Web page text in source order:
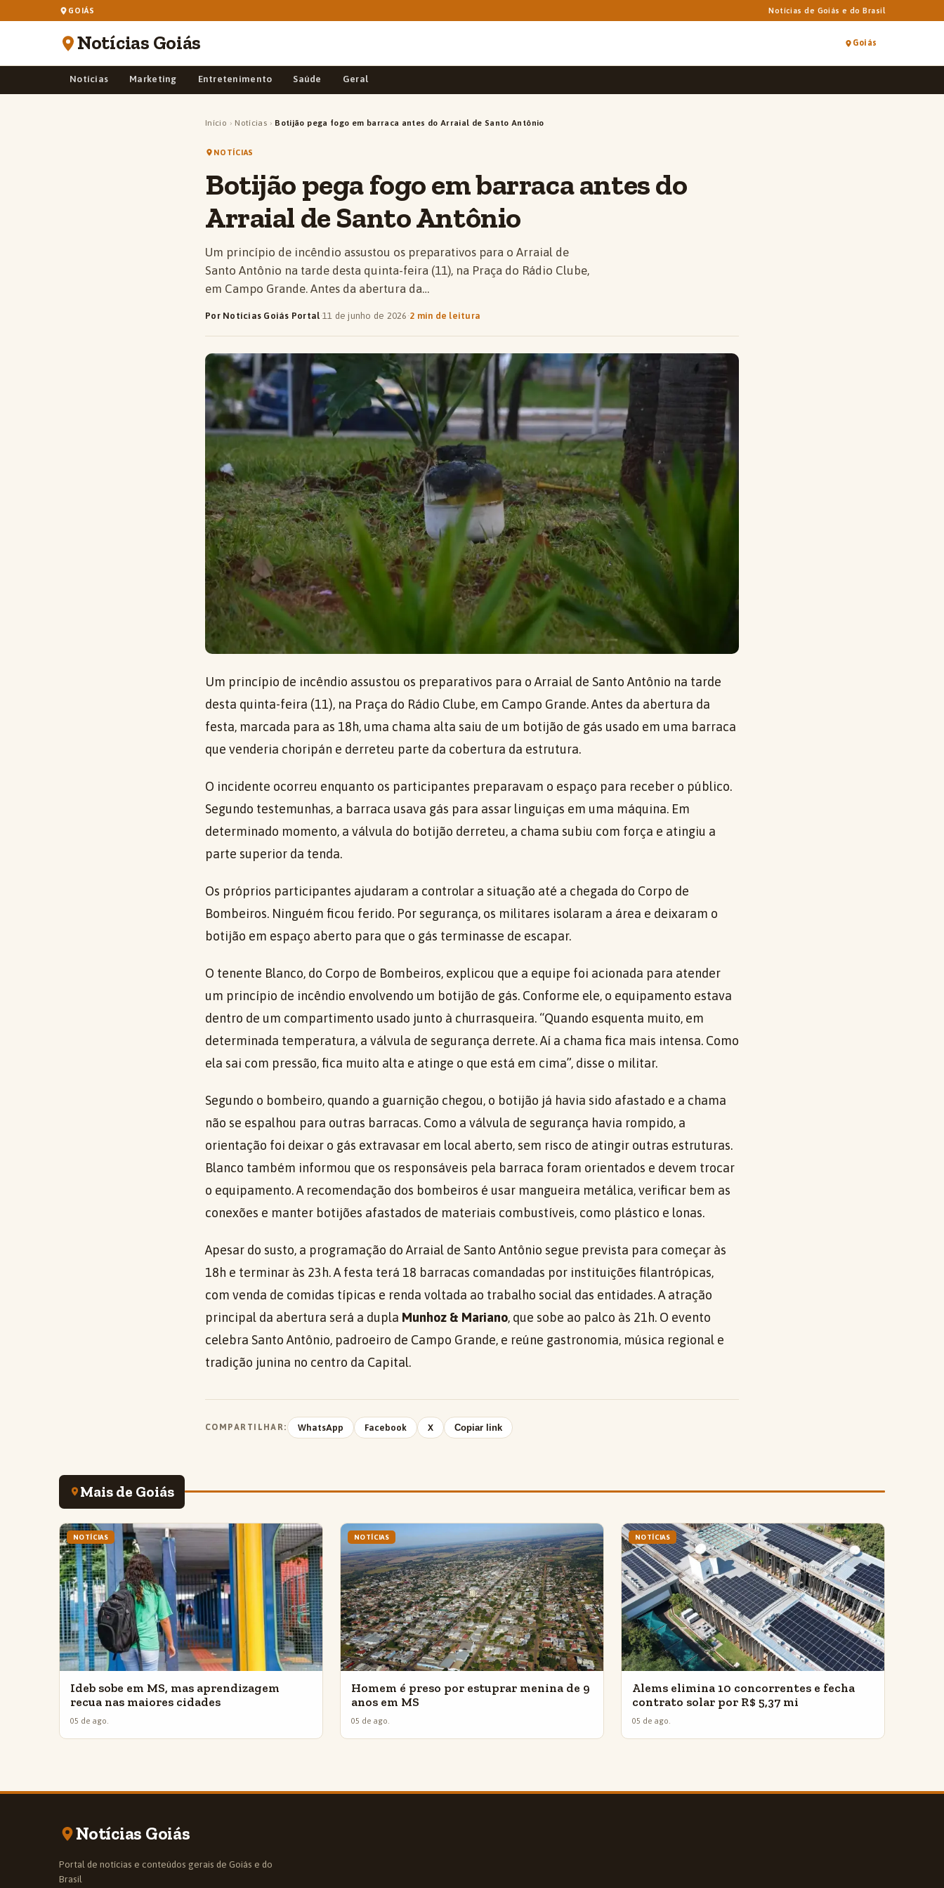
GOIÁS Notícias de Goiás e do Brasil
Notícias Goiás Goiás
Notícias Marketing Entretenimento Saúde Geral
Início › Notícias › Botijão pega fogo em barraca antes do Arraial de Santo Antônio
NOTÍCIAS
Botijão pega fogo em barraca antes do
Arraial de Santo Antônio
Um princípio de incêndio assustou os preparativos para o Arraial de
Santo Antônio na tarde desta quinta-feira (11), na Praça do Rádio Clube,
em Campo Grande. Antes da abertura da…
Por Notícias Goiás Portal·11 de junho de 2026 ·2 min de leitura
Um princípio de incêndio assustou os preparativos para o Arraial de Santo Antônio na tarde
desta quinta-feira (11), na Praça do Rádio Clube, em Campo Grande. Antes da abertura da
festa, marcada para as 18h, uma chama alta saiu de um botijão de gás usado em uma barraca
que venderia choripán e derreteu parte da cobertura da estrutura.
O incidente ocorreu enquanto os participantes preparavam o espaço para receber o público.
Segundo testemunhas, a barraca usava gás para assar linguiças em uma máquina. Em
determinado momento, a válvula do botijão derreteu, a chama subiu com força e atingiu a
parte superior da tenda.
Os próprios participantes ajudaram a controlar a situação até a chegada do Corpo de
Bombeiros. Ninguém ficou ferido. Por segurança, os militares isolaram a área e deixaram o
botijão em espaço aberto para que o gás terminasse de escapar.
O tenente Blanco, do Corpo de Bombeiros, explicou que a equipe foi acionada para atender
um princípio de incêndio envolvendo um botijão de gás. Conforme ele, o equipamento estava
dentro de um compartimento usado junto à churrasqueira. “Quando esquenta muito, em
determinada temperatura, a válvula de segurança derrete. Aí a chama fica mais intensa. Como
ela sai com pressão, fica muito alta e atinge o que está em cima”, disse o militar.
Segundo o bombeiro, quando a guarnição chegou, o botijão já havia sido afastado e a chama
não se espalhou para outras barracas. Como a válvula de segurança havia rompido, a
orientação foi deixar o gás extravasar em local aberto, sem risco de atingir outras estruturas.
Blanco também informou que os responsáveis pela barraca foram orientados e devem trocar
o equipamento. A recomendação dos bombeiros é usar mangueira metálica, verificar bem as
conexões e manter botijões afastados de materiais combustíveis, como plástico e lonas.
Apesar do susto, a programação do Arraial de Santo Antônio segue prevista para começar às
18h e terminar às 23h. A festa terá 18 barracas comandadas por instituições filantrópicas,
com venda de comidas típicas e renda voltada ao trabalho social das entidades. A atração
principal da abertura será a dupla Munhoz & Mariano, que sobe ao palco às 21h. O evento
celebra Santo Antônio, padroeiro de Campo Grande, e reúne gastronomia, música regional e
tradição junina no centro da Capital.
COMPARTILHAR: WhatsApp Facebook X Copiar link
Mais de Goiás
NOTÍCIAS
Ideb sobe em MS, mas aprendizagem
recua nas maiores cidades
05 de ago.
NOTÍCIAS
Homem é preso por estuprar menina de 9
anos em MS
05 de ago.
NOTÍCIAS
Alems elimina 10 concorrentes e fecha
contrato solar por R$ 5,37 mi
05 de ago.
Notícias Goiás
Portal de notícias e conteúdos gerais de Goiás e do
Brasil